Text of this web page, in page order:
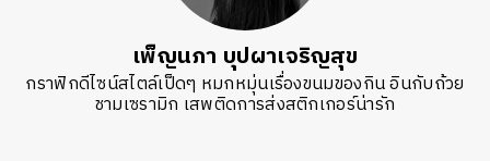
เพ็ญนภา บุปผาเจริญสุข
กราฟิกดีไซน์สไตล์เป็ดๆ หมกหมุ่นเรื่องขนมของกิน อินกับถ้วย
ชามเซรามิก เสพติดการส่งสติกเกอร์น่ารัก